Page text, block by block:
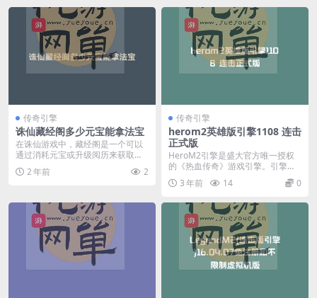
传奇引擎
诛仙藏经阁多少元宝能拿法宝
在诛仙游戏中，藏经阁是一个可以
通过消耗元宝或升级阅历来获取法
宝的重要系统。关于“...
2 年前 2
传奇引擎
herom2英雄版引擎1108 连击
正式版
HeroM2引擎是盛大官方唯一授权
的《热血传奇》游戏引擎。引擎原
名SKYM2，后...
3 年前 14 0